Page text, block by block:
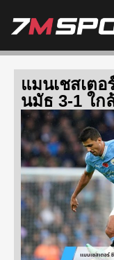
แมนเชสเตอ
นมัธ 3-1 ใก